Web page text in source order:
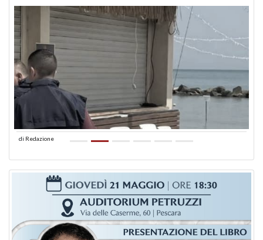
di Redazione